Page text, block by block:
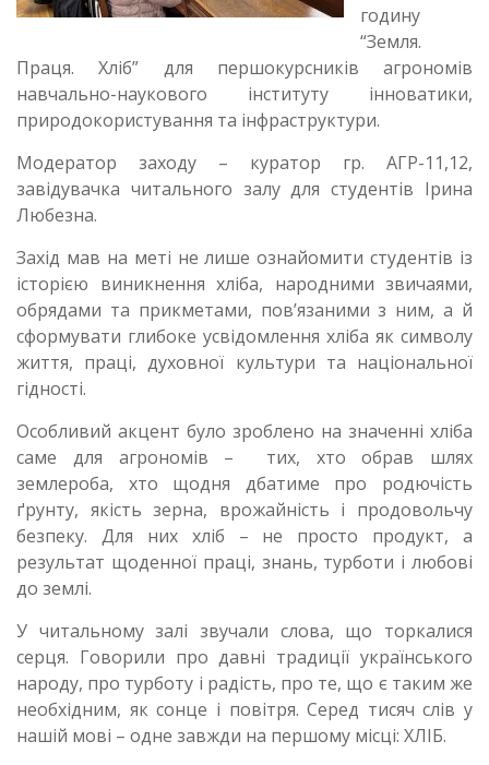
годину
“Земля.
Праця. Хліб” для першокурсників агрономів
навчально-наукового інституту інноватики,
природокористування та інфраструктури.
Модератор заходу – куратор гр. АГР-11,12,
завідувачка читального залу для студентів Ірина
Любезна.
Захід мав на меті не лише ознайомити студентів із
історією виникнення хліба, народними звичаями,
обрядами та прикметами, пов’язаними з ним, а й
сформувати глибоке усвідомлення хліба як символу
життя, праці, духовної культури та національної
гідності.
Особливий акцент було зроблено на значенні хліба
саме для агрономів – тих, хто обрав шлях
землероба, хто щодня дбатиме про родючість
ґрунту, якість зерна, врожайність і продовольчу
безпеку. Для них хліб – не просто продукт, а
результат щоденної праці, знань, турботи і любові
до землі.
У читальному залі звучали слова, що торкалися
серця. Говорили про давні традиції українського
народу, про турботу і радість, про те, що є таким же
необхідним, як сонце і повітря. Серед тисяч слів у
нашій мові – одне завжди на першому місці: ХЛІБ.